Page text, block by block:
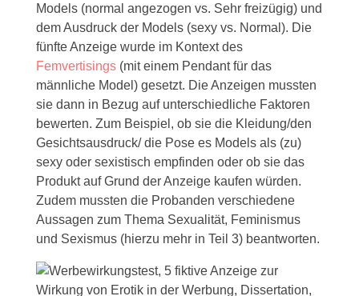
Models (normal angezogen vs. Sehr freizügig) und
dem Ausdruck der Models (sexy vs. Normal). Die
fünfte Anzeige wurde im Kontext des
Femvertisings (mit einem Pendant für das
männliche Model) gesetzt. Die Anzeigen mussten
sie dann in Bezug auf unterschiedliche Faktoren
bewerten. Zum Beispiel, ob sie die Kleidung/den
Gesichtsausdruck/ die Pose es Models als (zu)
sexy oder sexistisch empfinden oder ob sie das
Produkt auf Grund der Anzeige kaufen würden.
Zudem mussten die Probanden verschiedene
Aussagen zum Thema Sexualität, Feminismus
und Sexismus (hierzu mehr in Teil 3) beantworten.